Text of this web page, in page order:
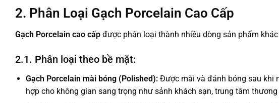
2. Phân Loại Gạch Porcelain Cao Cấp
Gạch Porcelain cao cấp được phân loại thành nhiều dòng sản phẩm
2.1. Phân loại theo bề mặt:
Gạch Porcelain mài bóng (Polished):Được mài và đánh bóng sau khi
hợp cho không gian sang trọng như sảnh khách sạn, trung tâm thương